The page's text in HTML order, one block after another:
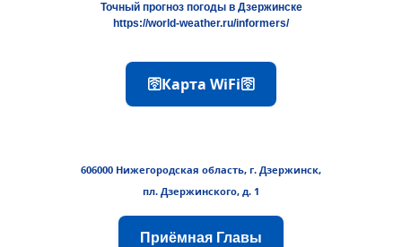
Точный прогноз погоды в Дзержинске
https://world-weather.ru/informers/
🛜Карта WiFi🛜
606000 Нижегородская область, г. Дзержинск,
пл. Дзержинского, д. 1
Приёмная Главы